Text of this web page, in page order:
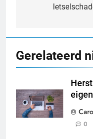
Gerelateerd
0